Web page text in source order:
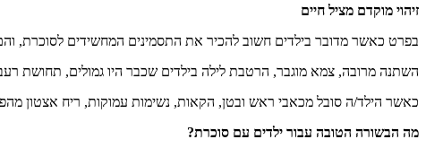
זיהוי מוקדם מציל חיים
בפרט כאשר מדובר בילדים חשוב להכיר את התסמינים המחשידים לסוכרת,
השתנה מרובה, צמא מוגבר, הרטבת לילה בילדים שכבר היו גמולים, תחושת
כאשר הילד/ה סובל מכאבי ראש ובטן, הקאות, נשימות עמוקות, ריח אצטון
מה הבשורה הטובה עבור ילדים עם סוכרת?